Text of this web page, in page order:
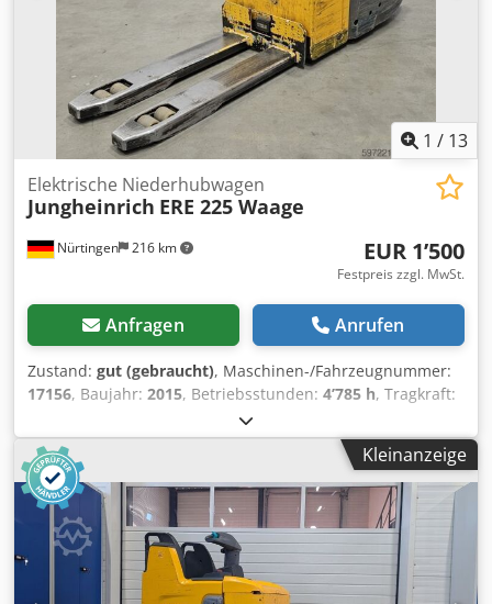
1 / 13
Nürtingen 216 km
Elektrische Niederhubwagen
Jungheinrich ERE 225 Waage
EUR 1’500
Festpreis zzgl. MwSt.
Anfragen Anrufen
Zustand: gut (gebraucht), Maschinen-/Fahrzeugnummer:
17156, Baujahr: 2015, Betriebsstunden: 4’785 h, Tragkraft:
, Lastschwerpunkt:
Kraftstofftyp:elektrisch, Masttyp:Sonstige, Bauhöhe:
1’380 mm
, Gesamtgewicht:787 kg,
5185004 Dcjdpfx Apozfdt Ajbjk Seriennummer: 98149020
Kleinanzeige